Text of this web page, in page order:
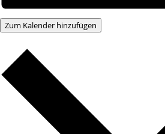
Zum Kalender hinzufügen